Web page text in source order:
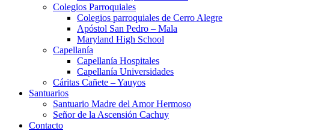
Colegios Parroquiales
Colegios parroquiales de Cerro Alegre
Apóstol San Pedro – Mala
Maryland High School
Capellanía
Capellanía Hospitales
Capellanía Universidades
Cáritas Cañete – Yauyos
Santuarios
Santuario Madre del Amor Hermoso
Señor de la Ascensión Cachuy
Contacto